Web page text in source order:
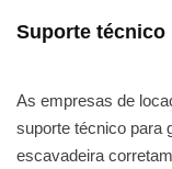
Suporte técnico
As empresas de
suporte técnico para
escavadeira